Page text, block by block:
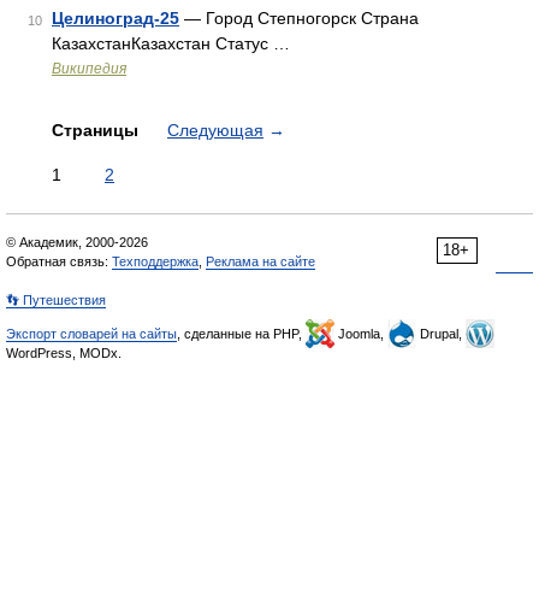
10 Целиноград-25 — Город Степногорск Страна
КазахстанКазахстан Статус …
Википедия
Страницы Следующая →
1 2
18+
© Академик, 2000-2026
Обратная связь: Техподдержка Реклама на сайте
👣 Путешествия
Экспорт словарей на сайты , сделанные на PHP, Joomla,
Drupal,
WordPress, MODx.